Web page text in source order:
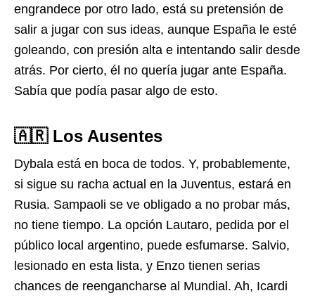
engrandece por otro lado, está su pretensión de
salir a jugar con sus ideas, aunque España le esté
goleando, con presión alta e intentando salir desde
atrás. Por cierto, él no quería jugar ante España.
Sabía que podía pasar algo de esto.
🇦🇷 Los Ausentes
Dybala está en boca de todos. Y, probablemente,
si sigue su racha actual en la Juventus, estará en
Rusia. Sampaoli se ve obligado a no probar más,
no tiene tiempo. La opción Lautaro, pedida por el
público local argentino, puede esfumarse. Salvio,
lesionado en esta lista, y Enzo tienen serias
chances de reengancharse al Mundial. Ah, Icardi